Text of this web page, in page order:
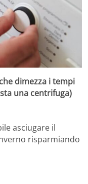
dimezza i tempi
una centrifuga)
asciugare il
risparmiando